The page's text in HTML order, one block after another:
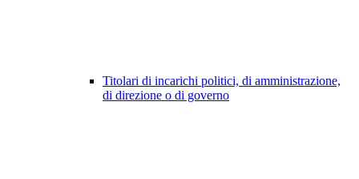
Titolari di incarichi politici, di amministrazione,
di direzione o di governo